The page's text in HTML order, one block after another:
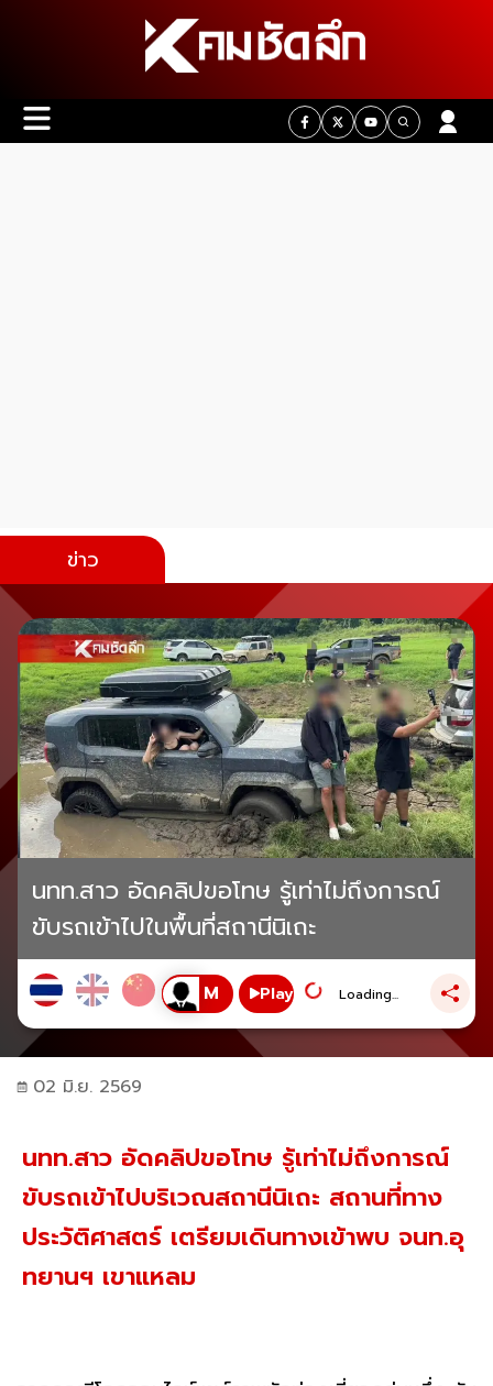
ข่าว
นทท.สาว อัดคลิปขอโทษ รู้เท่าไม่ถึงการณ์
ขับรถเข้าไปในพื้นที่สถานีนิเถะ
Play Loading...
02 มิ.ย. 2569
นทท.สาว อัดคลิปขอโทษ รู้เท่าไม่ถึงการณ์
ขับรถเข้าไปบริเวณสถานีนิเถะ สถานที่ทาง
ประวัติศาสตร์ เตรียมเดินทางเข้าพบ จนท.อุ
ทยานฯ เขาแหลม